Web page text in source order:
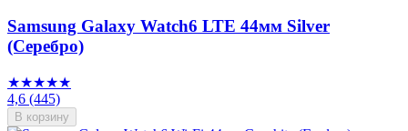
Samsung Galaxy Watch6 LTE 44мм Silver
(Серебро)
★★★★★
4,6 (445)
В корзину